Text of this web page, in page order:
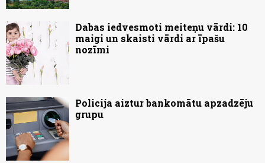
Dabas iedvesmoti meiteņu vārdi: 10
maigi un skaisti vārdi ar īpašu
nozīmi
Policija aiztur bankomātu apzadzēju
grupu